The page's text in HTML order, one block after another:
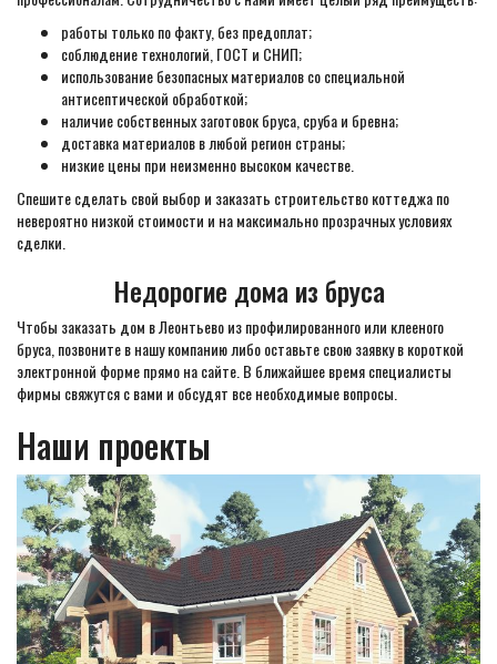
работы только по факту, без предоплат;
соблюдение технологий, ГОСТ и СНИП;
использование безопасных материалов со специальной
антисептической обработкой;
наличие собственных заготовок бруса, сруба и бревна;
доставка материалов в любой регион страны;
низкие цены при неизменно высоком качестве.
Спешите сделать свой выбор и заказать строительство коттеджа по
невероятно низкой стоимости и на максимально прозрачных условиях
сделки.
Недорогие дома из бруса
Чтобы заказать дом в Леонтьево из профилированного или клееного
бруса, позвоните в нашу компанию либо оставьте свою заявку в короткой
электронной форме прямо на сайте. В ближайшее время специалисты
фирмы свяжутся с вами и обсудят все необходимые вопросы.
Наши проекты